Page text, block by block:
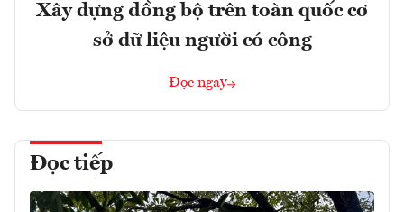
Xây dựng đồng bộ trên toàn quốc cơ
sở dữ liệu người có công
Đọc ngay
Đọc tiếp